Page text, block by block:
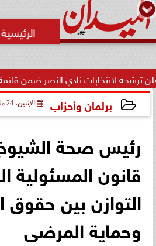
نادي النصر ضمن قائمة كريم...
برلمان وأحزاب الإثنين، 24 مارس 2025
رئيس صحة
قانون المسئولية
التوازن بين حقوق
وحماية المرضى